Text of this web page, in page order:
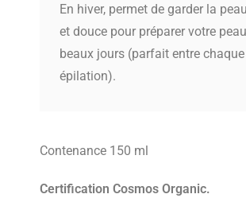
En hiver, permet de garder la
et douce pour préparer votre
beaux jours (parfait entre chaque
épilation).
Contenance 150 ml
Certification Cosmos Organic.